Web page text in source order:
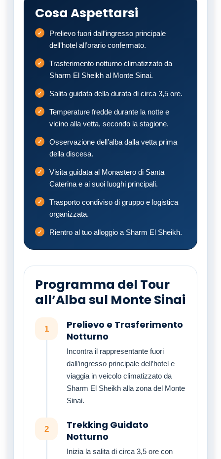
Cosa Aspettarsi
Prelievo fuori dall’ingresso principale
dell’hotel all’orario confermato.
Trasferimento notturno climatizzato da
Sharm El Sheikh al Monte Sinai.
Salita guidata della durata di circa 3,5 ore.
Temperature fredde durante la notte e
vicino alla vetta, secondo la stagione.
Osservazione dell’alba dalla vetta prima
della discesa.
Visita guidata al Monastero di Santa
Caterina e ai suoi luoghi principali.
Trasporto condiviso di gruppo e logistica
organizzata.
Rientro al tuo alloggio a Sharm El Sheikh.
Programma del Tour
all’Alba sul Monte Sinai
1
Prelievo e Trasferimento
Notturno
Incontra il rappresentante fuori
dall’ingresso principale dell’hotel e
viaggia in veicolo climatizzato da
Sharm El Sheikh alla zona del Monte
Sinai.
2
Trekking Guidato
Notturno
Inizia la salita di circa 3,5 ore con